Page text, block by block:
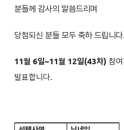
분들께 감사의 말씀드리며
당첨되신 분들 모두 축하 드립니다.
11월 6일~11월 12일(43차) 참
발표합니다.